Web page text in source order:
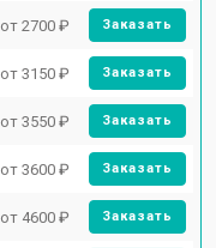
от 2700 ₽ Заказать
от 3150 ₽ Заказать
от 3550 ₽ Заказать
от 3600 ₽ Заказать
от 4600 ₽ Заказать